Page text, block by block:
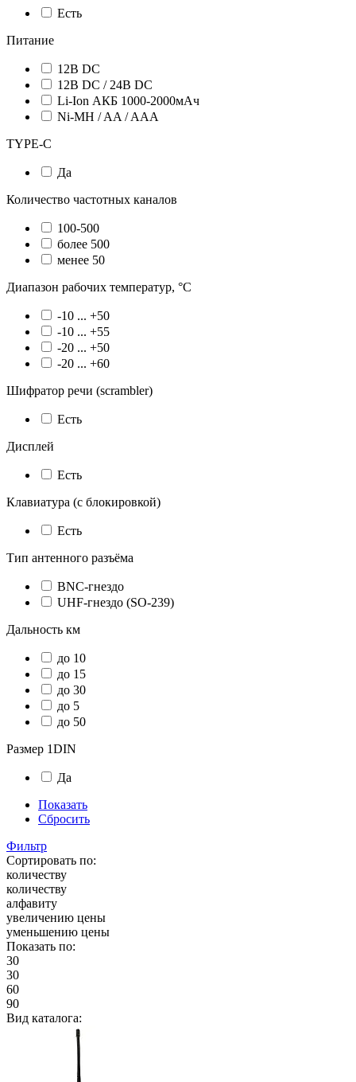
Есть
Питание
12В DC
12В DC / 24В DC
Li-Ion АКБ 1000-2000мАч
Ni-MH / AA / AAA
TYPE-C
Да
Количество частотных каналов
100-500
более 500
менее 50
Диапазон рабочих температур, °С
-10 ... +50
-10 ... +55
-20 ... +50
-20 ... +60
Шифратор речи (scrambler)
Есть
Дисплей
Есть
Клавиатура (с блокировкой)
Есть
Тип антенного разъёма
BNC-гнездо
UHF-гнездо (SO-239)
Дальность км
до 10
до 15
до 30
до 5
до 50
Размер 1DIN
Да
Показать
Сбросить
Фильтр
Сортировать по:
количеству
количеству
алфавиту
увеличению цены
уменьшению цены
Показать по:
30
30
60
90
Вид каталога: